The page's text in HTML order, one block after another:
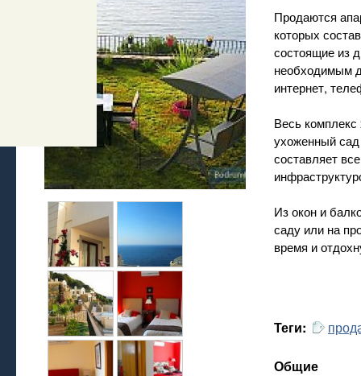
Продаются
которых
состоящие из
необходимым
интернет,
Весь
ухоженный
составляет
Из окон и
саду или на
время и
Теги:
Общие